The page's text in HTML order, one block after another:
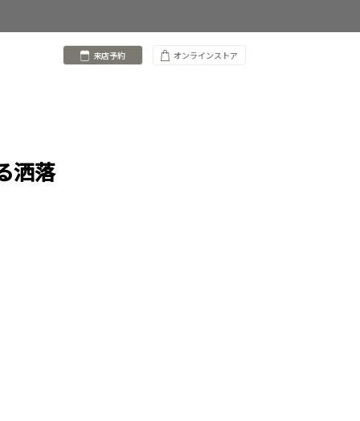
来店予約 オンラインストア
洒落